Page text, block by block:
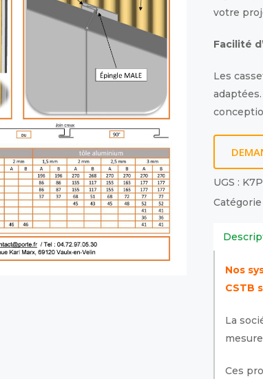
votre
Facilité
Les
UGS :
Catégorie
Nos
CSTB
La
Ces